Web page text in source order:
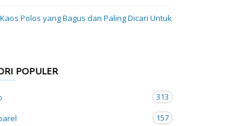
Polos yang Bagus dan Paling Dicari Untuk
POPULER
313
157